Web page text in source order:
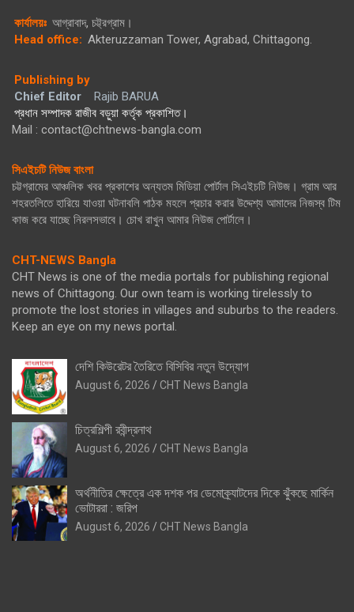
কার্যালয়ঃ আগ্রাবাদ, চট্ট্রগ্রাম।
Head office: Akteruzzaman Tower, Agrabad, Chittagong.
Publishing by
Chief Editor
Rajib BARUA
প্রধান সম্পাদক রাজীব বড়ুয়া কর্তৃক প্রকাশিত।
Mail : contact@chtnews-bangla.com
সিএইচটি নিউজ বাংলা
চট্টগ্রামের আঞ্চলিক খবর প্রকাশের অন্যতম মিডিয়া পোর্টাল সিএইচটি নিউজ। গ্রাম আর
শহরতলিতে হারিয়ে যাওয়া ঘটনাবলি পাঠক মহলে প্রচার করার উদ্দেশ্য আমাদের নিজস্ব টিম
কাজ করে যাচ্ছে নিরলসভাবে। চোখ রাখুন আমার নিউজ পোর্টালে।
CHT-NEWS Bangla
CHT News is one of the media portals for publishing regional
news of Chittagong. Our own team is working tirelessly to
promote the lost stories in villages and suburbs to the readers.
Keep an eye on my news portal.
দেশি কিউরেটর তৈরিতে বিসিবির নতুন উদ্যোগ
August 6, 2026 CHT News Bangla
চিত্রশিল্পী রবীন্দ্রনাথ
August 6, 2026 CHT News Bangla
অর্থনীতির ক্ষেত্রে এক দশক পর ডেমোক্র্যাটদের দিকে ঝুঁকছে মার্কিন
ভোটাররা : জরিপ
August 6, 2026 CHT News Bangla